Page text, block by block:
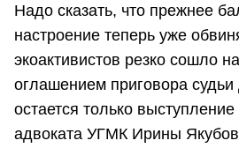
Надо сказать, что прежнее
настроение теперь уже
экоактивистов резко сошло
оглашением приговора
остается только
адвоката УГМК Ирины